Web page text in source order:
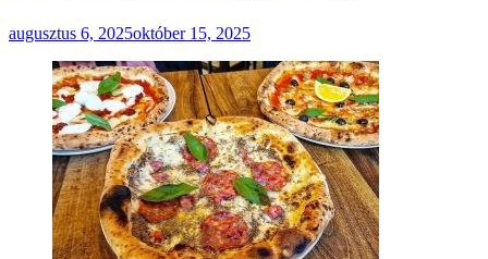
augusztus 6, 2025október 15, 2025